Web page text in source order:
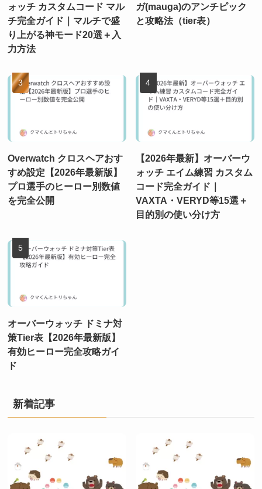
ォッチ カスタムコード マル
チ完全ガイド｜マルチで盛
り上がる神モード20選＋入
力方法
ガ(mauga)のアンチピック
と攻略法（tier表）
Overwatch クロスヘアおす
すめ設定【2026年最新版】
プロ選手のヒーロー別数値
を完全公開
【2026年最新】オーバーウ
ォッチ エイム練習 カスタム
コード完全ガイド｜
VAXTA・VERYD等15選＋
目的別の使い分け方
オーバーウォッチ ドミナ対
策Tier表【2026年最新版】
有効ヒーロー完全攻略ガイ
ド
新着記事